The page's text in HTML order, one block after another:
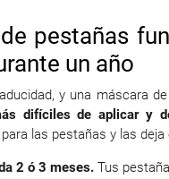
pestañas
un año
y una máscara
difíciles de aplicar y
las pestañas y las
2 ó 3 meses. Tus